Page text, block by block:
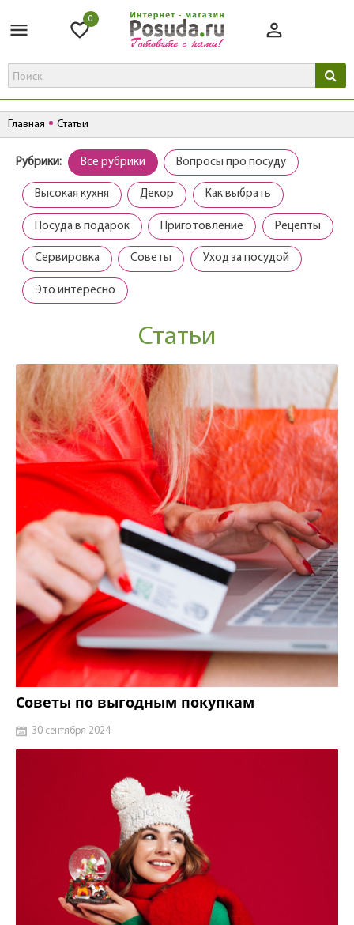
0
Главная Статьи
Рубрики: Все рубрики Вопросы про посуду
Высокая кухня Декор Как выбрать
Посуда в подарок Приготовление Рецепты
Сервировка Советы Уход за посудой
Это интересно
Статьи
Советы по выгодным покупкам
30 сентября 2024